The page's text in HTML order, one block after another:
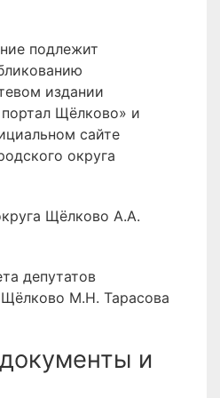
подлежит
издании
Щёлково» и
сайте
округа
Щёлково А.А.
депутатов
Щёлково М.Н. Тарасова
и